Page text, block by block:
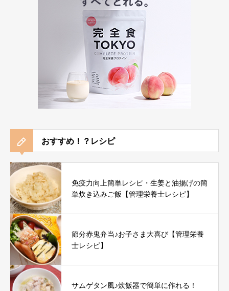
おすすめ！？レシピ
免疫力向上簡単レシピ・生姜と油揚げの簡
単炊き込みご飯【管理栄養士レシピ】
節分赤鬼弁当♪お子さま大喜び【管理栄養
士レシピ】
サムゲタン風♪炊飯器で簡単に作れる！